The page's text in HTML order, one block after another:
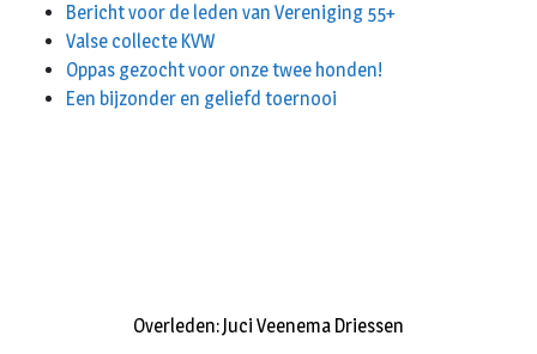
Bericht voor de leden van Vereniging 55+
Valse collecte KVW
Oppas gezocht voor onze twee honden!
Een bijzonder en geliefd toernooi
Overleden: Juci Veenema Driessen